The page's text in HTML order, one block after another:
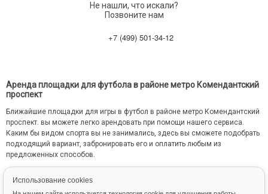
Использование cookies
Не нашли, что искали?
Позвоните нам
+7 (499) 501-34-12
Аренда площадки для футбола в районе метро Комендантский
проспект
Ближайшие площадки для игры в футбол в районе метро Комендантский
проспект. вы можете легко арендовать при помощи нашего сервиса.
Каким бы видом спорта вы не занимались, здесь вы сможете подобрать
подходящий вариант, забронировать его и оплатить любым из
предложенных способов.
временной период с внесением оплаты на ежемесячной основе.